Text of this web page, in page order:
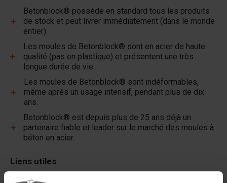
Betonblock® possède en standard tous les produits
de stock et peut livrer immédiatement (dans le monde
entier).
Les moules de Betonblock® sont en acier de haute
qualité (pas en plastique) et présentent une très
longue durée de vie.
Les moules de Betonblock® sont indéformables,
même après un usage intensif, pendant plus de dix
ans.
Betonblock® est depuis plus de 25 ans déjà un
partenaire fiable et leader sur le marché des moules à
béton en acier.
Liens utiles